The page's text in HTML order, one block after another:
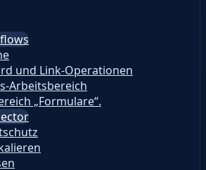
und Link-Operationen
Arbeitsbereich
„Formulare“.